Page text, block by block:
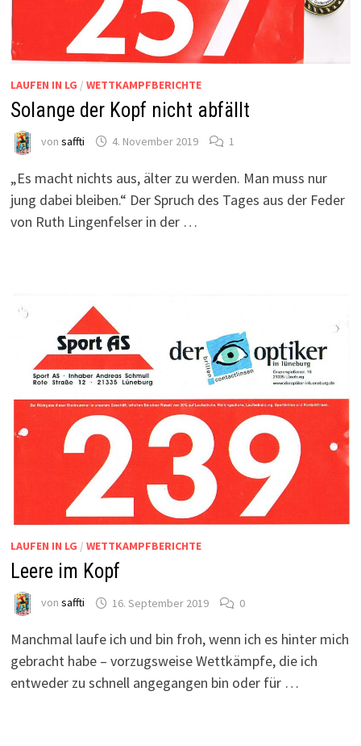
LAUFEN IN LG / WETTKAMPFBERICHTE
Solange der Kopf nicht abfällt
von saffti 4. November 2019 1
„Es macht nichts aus, älter zu werden. Man muss nur
jung dabei bleiben.“ Der Spruch des Tages aus der Feder
von Ruth Lingenfelser in der …
LAUFEN IN LG / WETTKAMPFBERICHTE
Leere im Kopf
von saffti 16. September 2019 0
Manchmal laufe ich und bin froh, wenn ich es hinter mich
gebracht habe – vorzugsweise Wettkämpfe, die ich
entweder zu schnell angegangen bin oder für …